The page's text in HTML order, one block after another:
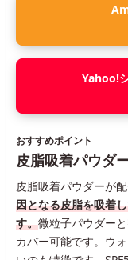
Yahoo!
おすすめポイント
皮脂吸着パウダ
皮脂吸着パウダーが
因となる皮脂を吸着
す。微粒子パウダー
カバー可能です。ウ